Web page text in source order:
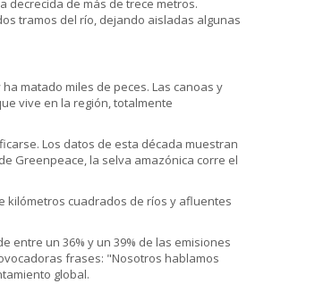
decrecida de más de trece metros.
tramos del río, dejando aisladas algunas
matado miles de peces. Las canoas y
vive en la región, totalmente
Los datos de esta década muestran
Greenpeace, la selva amazónica corre el
kilómetros cuadrados de ríos y afluentes
entre un 36% y un 39% de las emisiones
frases: "Nosotros hablamos
global.